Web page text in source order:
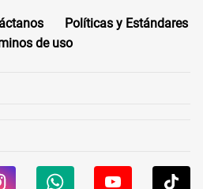
Políticas y Estándares
de uso